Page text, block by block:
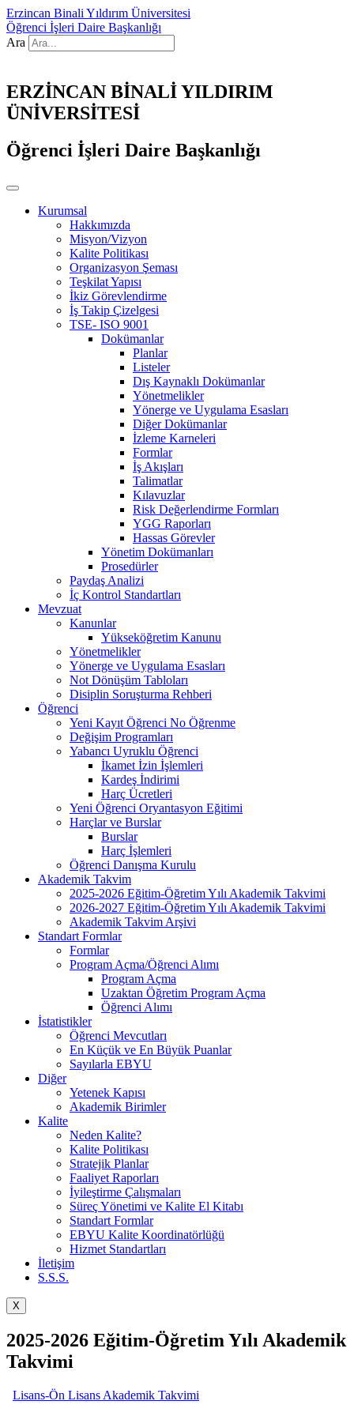
Erzincan Binali Yıldırım Üniversitesi
Öğrenci İşleri Daire Başkanlığı
Ara
ERZİNCAN BİNALİ YILDIRIM
ÜNİVERSİTESİ
Öğrenci İşleri Daire Başkanlığı
Kurumsal
Hakkımızda
Misyon/Vizyon
Kalite Politikası
Organizasyon Şeması
Teşkilat Yapısı
İkiz Görevlendirme
İş Takip Çizelgesi
TSE- ISO 9001
Dokümanlar
Planlar
Listeler
Dış Kaynaklı Dokümanlar
Yönetmelikler
Yönerge ve Uygulama Esasları
Diğer Dokümanlar
İzleme Karneleri
Formlar
İş Akışları
Talimatlar
Kılavuzlar
Risk Değerlendirme Formları
YGG Raporları
Hassas Görevler
Yönetim Dokümanları
Prosedürler
Paydaş Analizi
İç Kontrol Standartları
Mevzuat
Kanunlar
Yükseköğretim Kanunu
Yönetmelikler
Yönerge ve Uygulama Esasları
Not Dönüşüm Tabloları
Disiplin Soruşturma Rehberi
Öğrenci
Yeni Kayıt Öğrenci No Öğrenme
Değişim Programları
Yabancı Uyruklu Öğrenci
İkamet İzin İşlemleri
Kardeş İndirimi
Harç Ücretleri
Yeni Öğrenci Oryantasyon Eğitimi
Harçlar ve Burslar
Burslar
Harç İşlemleri
Öğrenci Danışma Kurulu
Akademik Takvim
2025-2026 Eğitim-Öğretim Yılı Akademik Takvimi
2026-2027 Eğitim-Öğretim Yılı Akademik Takvimi
Akademik Takvim Arşivi
Standart Formlar
Formlar
Program Açma/Öğrenci Alımı
Program Açma
Uzaktan Öğretim Program Açma
Öğrenci Alımı
İstatistikler
Öğrenci Mevcutları
En Küçük ve En Büyük Puanlar
Sayılarla EBYU
Diğer
Yetenek Kapısı
Akademik Birimler
Kalite
Neden Kalite?
Kalite Politikası
Stratejik Planlar
Faaliyet Raporları
İyileştirme Çalışmaları
Süreç Yönetimi ve Kalite El Kitabı
Standart Formlar
EBYU Kalite Koordinatörlüğü
Hizmet Standartları
İletişim
S.S.S.
X
2025-2026 Eğitim-Öğretim Yılı Akademik
Takvimi
Lisans-Ön Lisans Akademik Takvimi